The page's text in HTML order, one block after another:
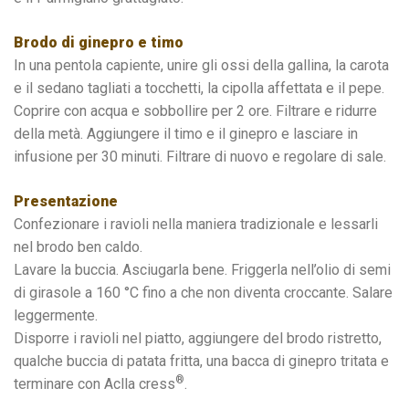
Brodo di ginepro e timo
In una pentola capiente, unire gli ossi della gallina, la carota
e il sedano tagliati a tocchetti, la cipolla affettata e il pepe.
Coprire con acqua e sobbollire per 2 ore. Filtrare e ridurre
della metà. Aggiungere il timo e il ginepro e lasciare in
infusione per 30 minuti. Filtrare di nuovo e regolare di sale.
Presentazione
Confezionare i ravioli nella maniera tradizionale e lessarli
nel brodo ben caldo.
Lavare la buccia. Asciugarla bene. Friggerla nell’olio di semi
di girasole a 160 °C fino a che non diventa croccante. Salare
leggermente.
Disporre i ravioli nel piatto, aggiungere del brodo ristretto,
qualche buccia di patata fritta, una bacca di ginepro tritata e
terminare con Aclla cress®.